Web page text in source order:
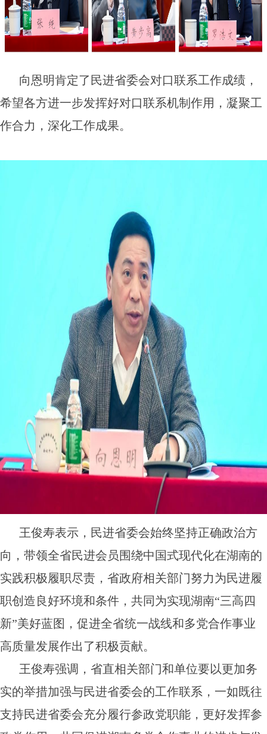
向恩明肯定了民进省委会对口联系工作成绩，
希望各方进一步发挥好对口联系机制作用，凝聚工
作合力，深化工作成果。
王俊寿表示，民进省委会始终坚持正确政治方
向，带领全省民进会员围绕中国式现代化在湖南的
实践积极履职尽责，省政府相关部门努力为民进履
职创造良好环境和条件，共同为实现湖南“三高四
新”美好蓝图，促进全省统一战线和多党合作事业
高质量发展作出了积极贡献。
王俊寿强调，省直相关部门和单位要以更加务
实的举措加强与民进省委会的工作联系，一如既往
支持民进省委会充分履行参政党职能，更好发挥参